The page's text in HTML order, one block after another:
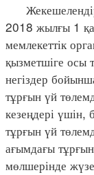
2018 жылғы 1
мемлекеттік
қызметшіге осы
негіздер
тұрғын үй
кезеңдері
тұрғын үй
ағымдағы
мөлшерінде